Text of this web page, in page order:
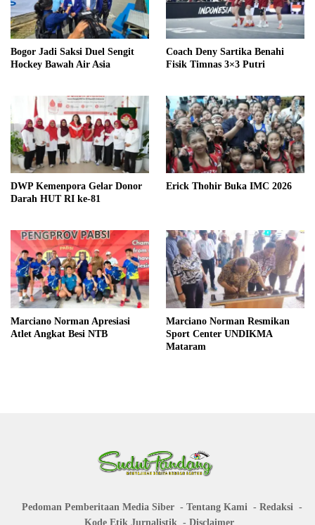
Bogor Jadi Saksi Duel Sengit
Hockey Bawah Air Asia
Coach Deny Sartika Benahi
Fisik Timnas 3×3 Putri
DWP Kemenpora Gelar Donor
Darah HUT RI ke-81
Erick Thohir Buka IMC 2026
Marciano Norman Apresiasi
Atlet Angkat Besi NTB
Marciano Norman Resmikan
Sport Center UNDIKMA
Mataram
Pedoman Pemberitaan Media Siber Tentang Kami
Redaksi
Kode Etik Jurnalistik
Disclaimer